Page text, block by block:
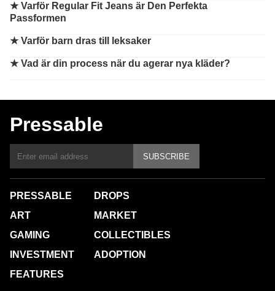
★Varför Regular Fit Jeans är Den Perfekta
Passformen
★Varför barn dras till leksaker
★Vad är din process när du agerar nya kläder?
Pressable
SUBSCRIBE
PRESSABLE
ART
GAMING
INVESTMENT
FEATURES
DROPS
MARKET
COLLECTIBLES
ADOPTION